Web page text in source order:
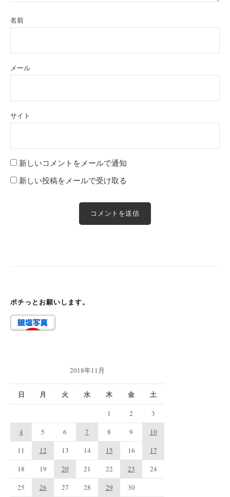
名前
メール
サイト
新しいコメントをメールで通知
新しい投稿をメールで受け取る
ポチっとお願いします。
2018年11月
日 月 火 水 木 金 土
1 2
3
4
5 6 7 8 9
10
11
12 13 14 15 16
17
18
19 20 21 22 23
24
25
26 27 28 29 30